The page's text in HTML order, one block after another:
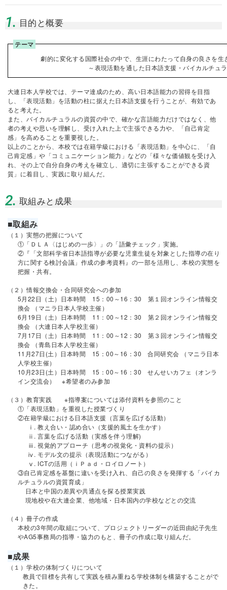
1. 目的と概要
テーマ
劇的に変化する国際社会の中で、生涯にわたって自身の良さを
～表現活動を通した日本語支援・バイカルチュ
大連日本人学校では、テーマ達成のため、高い日本語能力の習得を目指
し、「表現活動」を活動の柱に据えた日本語支援を行うことが、有効であ
ると考えた。
また、バイカルチュラルの資質の中で、確かな言語能力だけではなく、他
者の考えや思いを理解し、受け入れた上で主張できる力や、「自己肯定
感」を高めることを重要視した。
以上のことから、本校では在籍学級における「表現活動」を中心に、「自
己肯定感」や「コミュニケーション能力」などの「様々な価値観を受け入
れ、その上で自分自身の考えを確立し、適切に主張することができる資
質」に着目し、実践に取り組んだ。
2. 取組みと成果
■取組み
（１）実態の把握について
①「ＤＬＡ〈はじめの一歩〉」の「語彙チェック」実施。
②『「文部科学省日本語指導が必要な児童生徒を対象とした指導の在り
方に関する検討会議」作成の参考資料』の一部を活用し、本校の実態を
把握・共有。
（２）情報交換会・合同研究会への参加
5月22日（土）日本時間 15：00～16：30 第１回オンライン情報交
換会 （マニラ日本人学校主催）
6月19日（土）日本時間 11：00～12：30 第２回オンライン情報交
換会 （大連日本人学校主催）
7月17日（土）日本時間 11：00～12：30 第３回オンライン情報交
換会 （青島日本人学校主催）
11月27日(土）日本時間 15：00～16：30 合同研究会 （マニラ日本
人学校主催）
10月23日(土）日本時間 15：00～16：30 せんせいカフェ（オンラ
イン交流会） ※希望者のみ参加
（３）教育実践 ※指導案については添付資料を参照のこと
①「表現活動」を重視した授業づくり
②在籍学級における日本語支援（言葉を広げる活動）
ⅰ. 教え合い・認め合い（支援的風土を生かす）
ⅱ. 言葉を広げる活動（実感を伴う理解)
ⅲ. 視覚的アプローチ（思考の視覚化・資料の提示）
ⅳ. モデル文の提示（表現活動につながる）
ⅴ. ICTの活用（ｉＰａｄ・ロイロノート）
③自己肯定感を基盤に違いを受け入れ、自己の良さを発揮する「バイカ
ルチュラルの資質育成」
日本と中国の差異や共通点を探る授業実践
現地校や在大連企業、他地域・日本国内の学校などとの交流
（４）冊子の作成
本校の3年間の取組について、プロジェクトリーダーの近田由紀子先生
やAG5事務局の指導・協力のもと、冊子の作成に取り組んだ。
■成果
（１）学校の体制づくりについて
教員で目標を共有して実践を積み重ねる学校体制を構築することがで
きた。